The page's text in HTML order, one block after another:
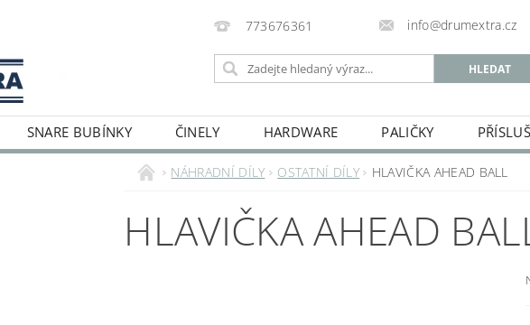
773676361 info@drumextra.cz
SNARE BUBÍNKY ČINELY HARDWARE PALIČKY
NÁHRADNÍ DÍLY OSTATNÍ DÍLY HLAVIČKA AHEAD BALL
HLAVIČKA AHEAD